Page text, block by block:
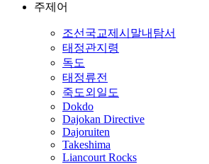
주제어
조선국교제시말내탐서
태정관지령
독도
태정류전
죽도외일도
Dokdo
Dajokan Directive
Dajoruiten
Takeshima
Liancourt Rocks